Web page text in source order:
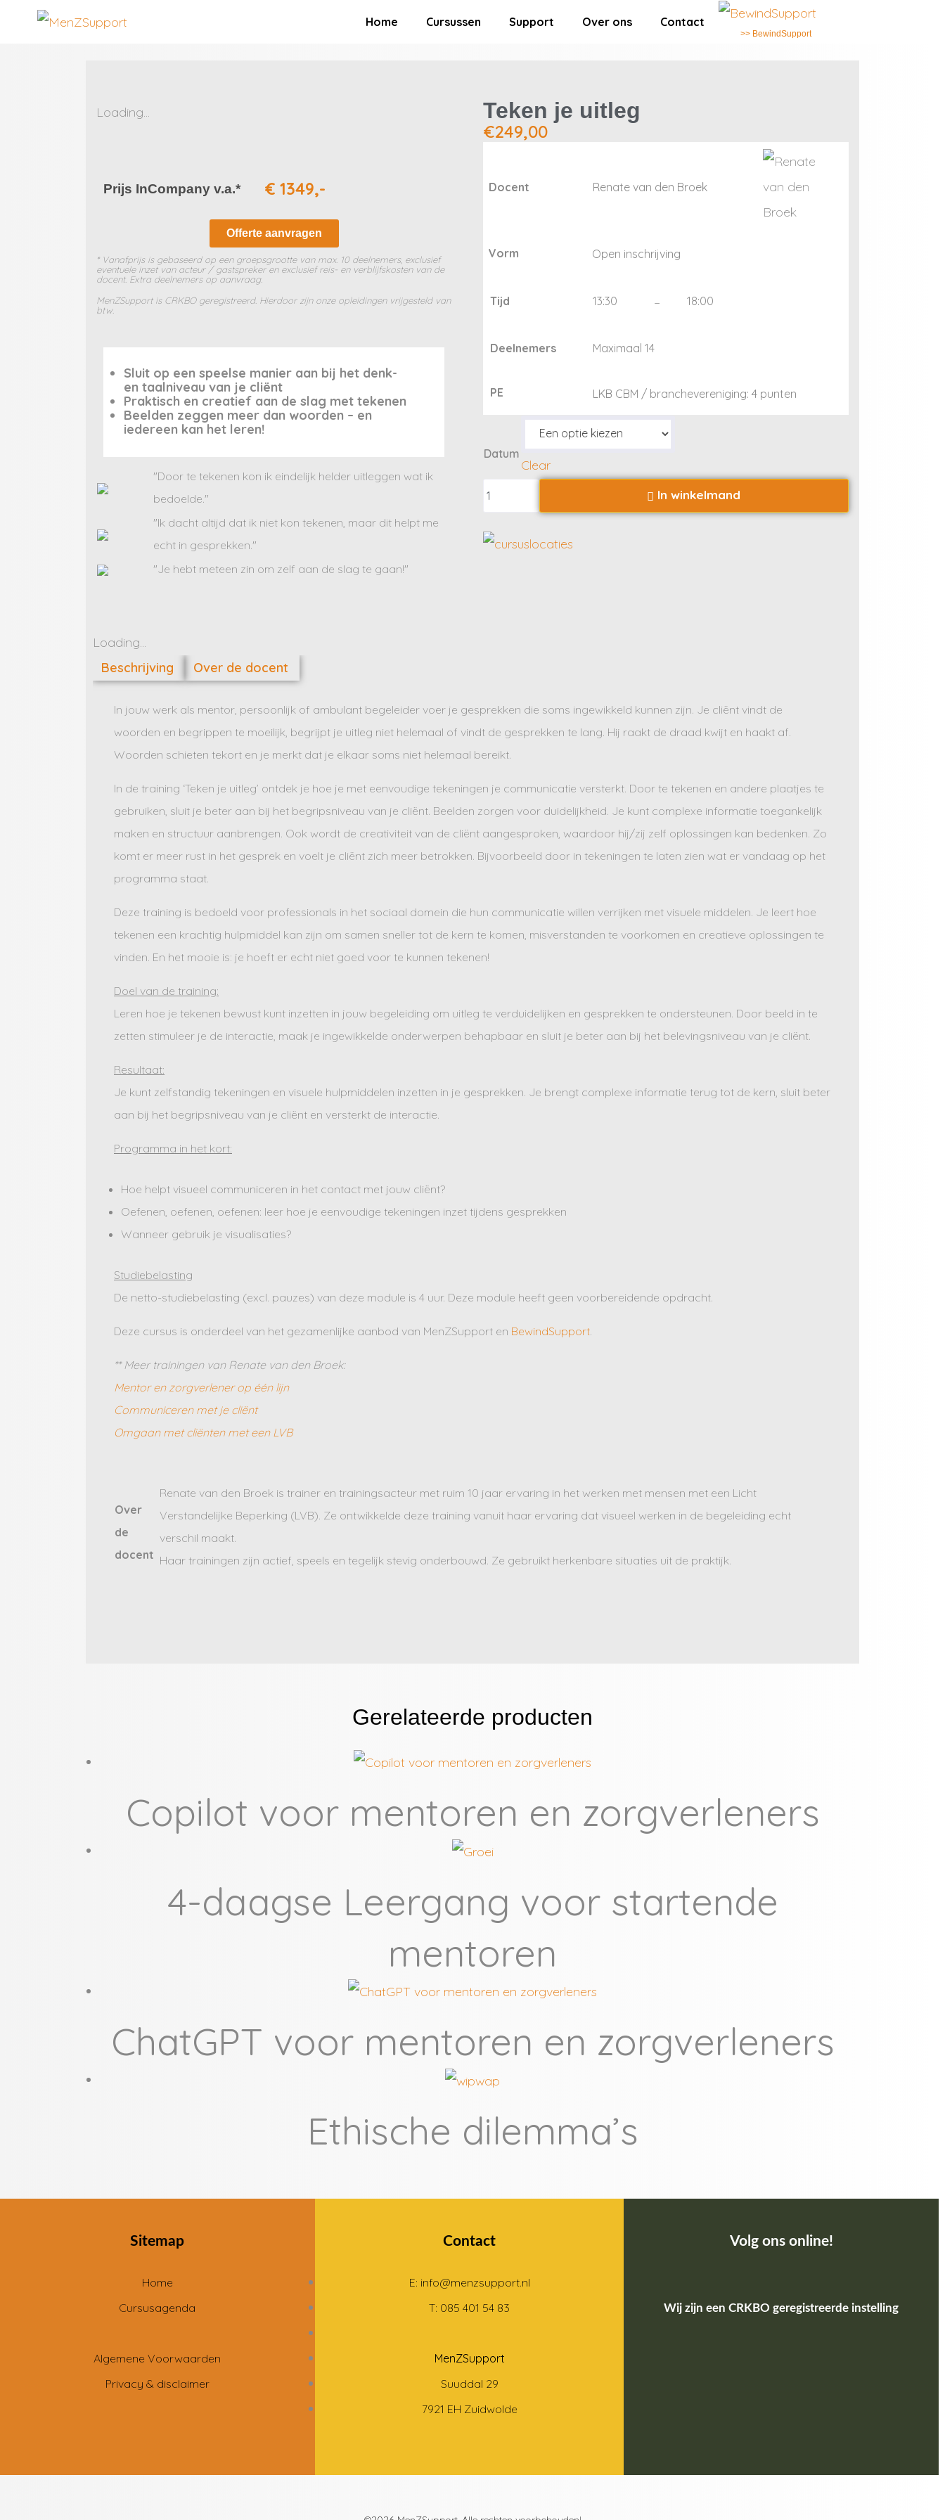
Home Cursussen Support Over ons Contact
>> BewindSupport
Loading...
Prijs InCompany v.a.* € 1349,-
Offerte aanvragen
* Vanafprijs is gebaseerd op een groepsgrootte van max. 10 deelnemers, exclusief
eventuele inzet van acteur / gastspreker en exclusief reis- en verblijfskosten van de
docent. Extra deelnemers op aanvraag.​
MenZSupport is CRKBO geregistreerd. Hierdoor zijn onze opleidingen vrijgesteld van
btw.
Sluit op een speelse manier aan bij het denk-
en taalniveau van je cliënt
Praktisch en creatief aan de slag met tekenen
Beelden zeggen meer dan woorden – en
iedereen kan het leren!
"Door te tekenen kon ik eindelijk helder uitleggen wat ik
bedoelde."
"Ik dacht altijd dat ik niet kon tekenen, maar dit helpt me
echt in gesprekken."
"Je hebt meteen zin om zelf aan de slag te gaan!"
Teken je uitleg
€249,00
Docent Renate van den Broek
Vorm Open inschrijving
Tijd 13:30 – 18:00
Deelnemers Maximaal 14
PE LKB CBM / branchevereniging: 4 punten
Datum
Clear
In winkelmand
Loading...
Beschrijving
Over de docent
In jouw werk als mentor, persoonlijk of ambulant begeleider voer je gesprekken die soms ingewikkeld kunnen zijn. Je cliënt vindt de
woorden en begrippen te moeilijk, begrijpt je uitleg niet helemaal of vindt de gesprekken te lang. Hij raakt de draad kwijt en haakt af.
Woorden schieten tekort en je merkt dat je elkaar soms niet helemaal bereikt.
In de training ‘Teken je uitleg’ ontdek je hoe je met eenvoudige tekeningen je communicatie versterkt. Door te tekenen en andere plaatjes te
gebruiken, sluit je beter aan bij het begripsniveau van je cliënt. Beelden zorgen voor duidelijkheid. Je kunt complexe informatie toegankelijk
maken en structuur aanbrengen. Ook wordt de creativiteit van de cliënt aangesproken, waardoor hij/zij zelf oplossingen kan bedenken. Zo
komt er meer rust in het gesprek en voelt je cliënt zich meer betrokken. Bijvoorbeeld door in tekeningen te laten zien wat er vandaag op het
programma staat.
Deze training is bedoeld voor professionals in het sociaal domein die hun communicatie willen verrijken met visuele middelen. Je leert hoe
tekenen een krachtig hulpmiddel kan zijn om samen sneller tot de kern te komen, misverstanden te voorkomen en creatieve oplossingen te
vinden. En het mooie is: je hoeft er echt niet goed voor te kunnen tekenen!
Doel van de training:
Leren hoe je tekenen bewust kunt inzetten in jouw begeleiding om uitleg te verduidelijken en gesprekken te ondersteunen. Door beeld in te
zetten stimuleer je de interactie, maak je ingewikkelde onderwerpen behapbaar en sluit je beter aan bij het belevingsniveau van je cliënt.
Resultaat:
Je kunt zelfstandig tekeningen en visuele hulpmiddelen inzetten in je gesprekken. Je brengt complexe informatie terug tot de kern, sluit beter
aan bij het begripsniveau van je cliënt en versterkt de interactie.
Programma in het kort:
Hoe helpt visueel communiceren in het contact met jouw cliënt?
Oefenen, oefenen, oefenen: leer hoe je eenvoudige tekeningen inzet tijdens gesprekken
Wanneer gebruik je visualisaties?
Studiebelasting
De netto-studiebelasting (excl. pauzes) van deze module is 4 uur. Deze module heeft geen voorbereidende opdracht.
Deze cursus is onderdeel van het gezamenlijke aanbod van MenZSupport en BewindSupport
** Meer trainingen van Renate van den Broek:
Mentor en zorgverlener op één lijn
Communiceren met je cliënt
Omgaan met cliënten met een LVB
Over
de
docent
Renate van den Broek is trainer en trainingsacteur met ruim 10 jaar ervaring in het werken met mensen met een Licht
Verstandelijke Beperking (LVB). Ze ontwikkelde deze training vanuit haar ervaring dat visueel werken in de begeleiding echt
verschil maakt.
Haar trainingen zijn actief, speels en tegelijk stevig onderbouwd. Ze gebruikt herkenbare situaties uit de praktijk.
Gerelateerde producten
Copilot voor mentoren en zorgverleners
4-daagse Leergang voor startende
mentoren
ChatGPT voor mentoren en zorgverleners
Ethische dilemma’s
Sitemap
Home
Cursusagenda
Algemene Voorwaarden
Privacy & disclaimer
Contact
E: info@menzsupport.nl
T: 085 401 54 83
MenZSupport
Suuddal 29
7921 EH Zuidwolde
Volg ons online!
Wij zijn een CRKBO geregistreerde instelling